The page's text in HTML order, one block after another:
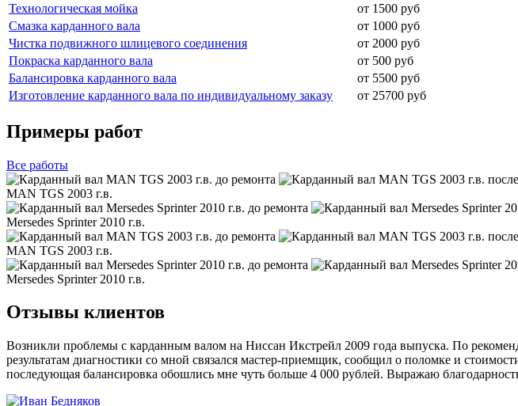
Технологическая мойка
от 1500 руб
Смазка карданного вала
от 1000 руб
Чистка подвижного шлицевого соединения
от 2000 руб
Покраска карданного вала
от 500 руб
Балансировка карданного вала
от 5500 руб
Изготовление карданного вала по индивидуальному заказу
от 25700 руб
Примеры работ
Все работы
MAN TGS 2003 г.в.
Mersedes Sprinter 2010 г.в.
MAN TGS 2003 г.в.
Mersedes Sprinter 2010 г.в.
Отзывы клиентов
Возникли проблемы с карданным валом на Ниссан Икстрейл 2009 года выпуска. По
результатам диагностики со мной связался мастер-приемщик, сообщил о поломке и
последующая балансировка обошлись мне чуть больше 4 000 рублей. Выражаю